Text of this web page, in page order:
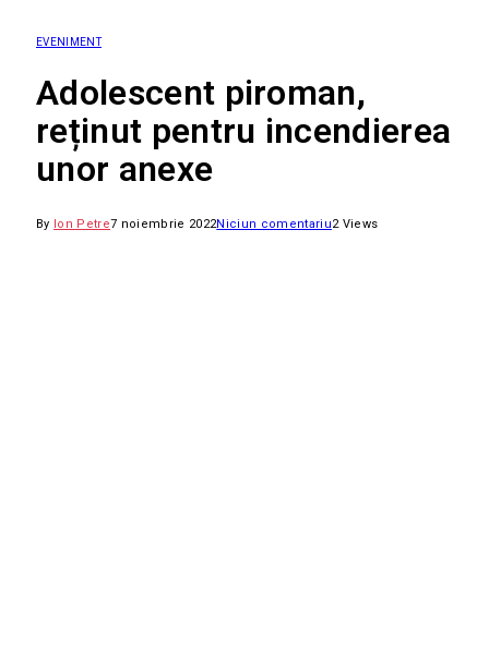
EVENIMENT
Adolescent piroman,
reținut pentru incendierea
unor anexe
By Ion Petre7 noiembrie 2022Niciun comentariu2 Views